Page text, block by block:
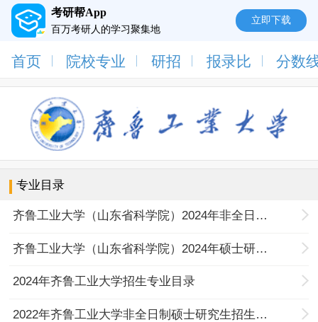
考研帮App
百万考研人的学习聚集地
立即下载
首页 院校专业 研招 报录比 分数
专业目录
齐鲁工业大学（山东省科学院）2024年非全日制硕士招生目录
齐鲁工业大学（山东省科学院）2024年硕士研究生招生目录
2024年齐鲁工业大学招生专业目录
2022年齐鲁工业大学非全日制硕士研究生招生专业目录